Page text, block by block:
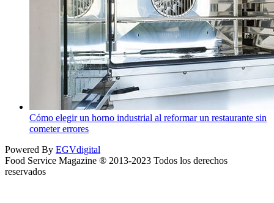
Cómo elegir un horno industrial al reformar un restaurante sin
cometer errores
Powered By EGVdigital
Food Service Magazine ® 2013-2023 Todos los derechos
reservados